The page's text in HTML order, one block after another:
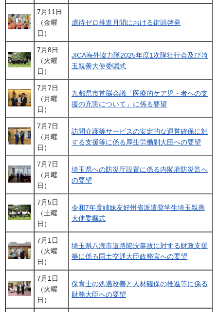
7月11日
（金曜
日）
虐待ゼロ推進月間における街頭啓発
7月8日
（火曜
日）
JICA海外協力隊2025年度1次隊壮行会及び埼
玉親善大使委嘱式
7月7日
（月曜
日）
九都県市首脳会議「医療的ケア児・者への支
援の充実について」に係る要望
7月7日
（月曜
日）
訪問介護等サービスの安定的な運営確保に対
する支援等に係る厚生労働副大臣への要望
7月7日
（月曜
日）
埼玉県への防災庁設置に係る内閣府防災監へ
の要望
7月5日
（土曜
日）
令和7年度姉妹友好州省派遣奨学生埼玉親善
大使委嘱式
7月1日
（火曜
日）
埼玉県八潮市道路陥没事故に対する財政支援
等に係る国土交通大臣政務官への要望
7月1日
（火曜
日）
保育士の処遇改善と人材確保の推進等に係る
財務大臣への要望